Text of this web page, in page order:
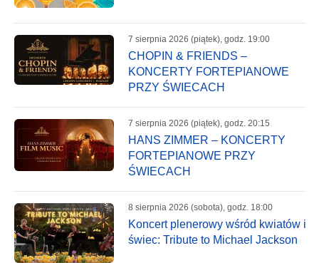
7 sierpnia 2026 (piątek), godz. 19:00
CHOPIN & FRIENDS –
KONCERTY FORTEPIANOWE
PRZY ŚWIECACH
7 sierpnia 2026 (piątek), godz. 20:15
HANS ZIMMER – KONCERTY
FORTEPIANOWE PRZY
ŚWIECACH
8 sierpnia 2026 (sobota), godz. 18:00
Koncert plenerowy wśród kwiatów i
świec: Tribute to Michael Jackson